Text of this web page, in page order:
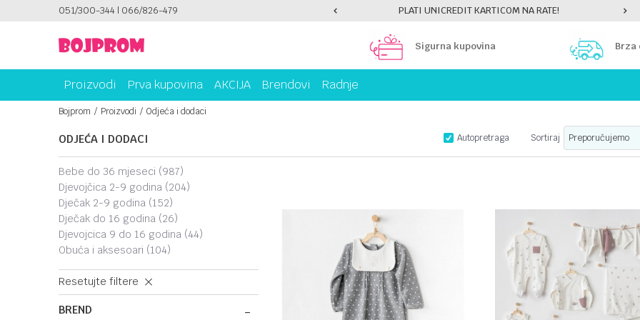
051/300-344 | 066/826-479SIGURNO PLAĆANJE PLATNIM KARTICAMA! PLATI UNICREDIT KARTICOM NA RATE!
Sigurna kupovina Brza
Proizvodi Prva kupovina AKCIJA Brendovi Radnje
Bojprom Proizvodi Odjeća i dodaci
ODJEĆA I DODACI Autopretraga Sortiraj
bebe do 36 mjeseci (987)
djevojčica 2-9 godina (204)
dječak 2-9 godina (152)
dječak do 16 godina (26)
djevojcica 9 do 16 godina (44)
obuća i aksesoari (104)
Resetujte filtere
BREND
UPOREDI UPOREDI